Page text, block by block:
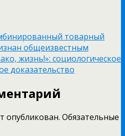
товарный
общеизвестным
жизнь!»: социологическое
доказательство
опубликован. Обязательные